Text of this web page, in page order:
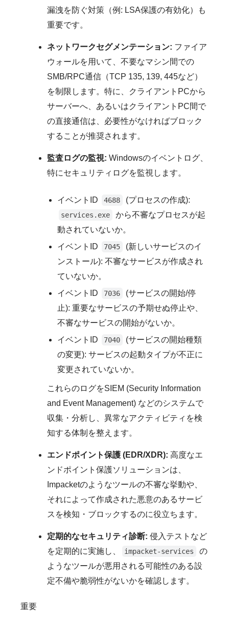
漏洩を防ぐ対策（例: LSA保護の有効化）も
重要です。
ネットワークセグメンテーション: ファイア
ウォールを用いて、不要なマシン間での
SMB/RPC通信（TCP 135, 139, 445など）
を制限します。特に、クライアントPCから
サーバーへ、あるいはクライアントPC間で
の直接通信は、必要性がなければブロック
することが推奨されます。
監査ログの監視: Windowsのイベントログ、
特にセキュリティログを監視します。
イベントID 4688 (プロセスの作成):
services.exe
から不審なプロセスが起
動されていないか。
イベントID
7045
(新しいサービスのイ
ンストール): 不審なサービスが作成され
ていないか。
イベントID
7036
(サービスの開始/停
止): 重要なサービスの予期せぬ停止や、
不審なサービスの開始がないか。
イベントID
7040
(サービスの開始種類
の変更): サービスの起動タイプが不正に
変更されていないか。
これらのログをSIEM (Security Information
and Event Management) などのシステムで
収集・分析し、異常なアクティビティを検
知する体制を整えます。
エンドポイント保護 (EDR/XDR): 高度なエ
ンドポイント保護ソリューションは、
Impacketのようなツールの不審な挙動や、
それによって作成された悪意のあるサービ
スを検知・ブロックするのに役立ちます。
定期的なセキュリティ診断: 侵入テストなど
を定期的に実施し、
impacket-services
の
ようなツールが悪用される可能性のある設
定不備や脆弱性がないかを確認します。
重要